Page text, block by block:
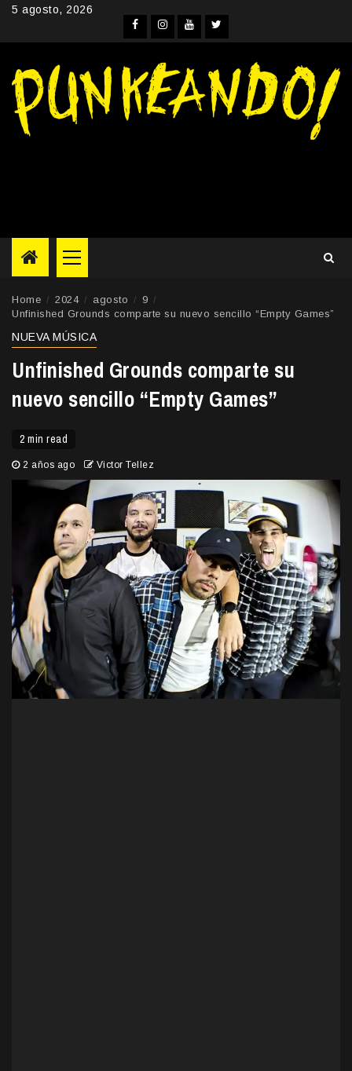
Skip5 agosto, 2026
Facebook
Instagram
YouTube
Twitter
Primary
Menu
Home 2024 agosto
9
Unfinished Grounds comparte su nuevo sencillo “Empty Games”
NUEVA MÚSICA
Unfinished Grounds comparte su
nuevo sencillo “Empty Games”
2 min read
2 años ago Victor Tellez